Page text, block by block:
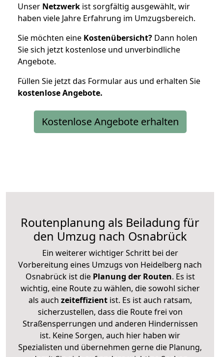
Unser Netzwerk ist sorgfältig ausgewählt, wir
haben viele Jahre Erfahrung im Umzugsbereich.
Sie möchten eine Kostenübersicht? Dann holen
Sie sich jetzt kostenlose und unverbindliche
Angebote.
Füllen Sie jetzt das Formular aus und erhalten Sie
kostenloseAngebote.
Kostenlose Angebote erhalten
Routenplanung als Beiladung für
den Umzug nach Osnabrück
Ein weiterer wichtiger Schritt bei der
Vorbereitung eines Umzugs von Heidelberg nach
Osnabrück ist diePlanung der Routen. Es ist
wichtig, eine Route zu wählen, die sowohl sicher
als auch zeiteffizientist. Es ist auch ratsam,
sicherzustellen, dass die Route frei von
Straßensperrungen und anderen Hindernissen
ist. Keine Sorgen, auch hier haben wir
Spezialisten und übernehmen gerne die Planung,